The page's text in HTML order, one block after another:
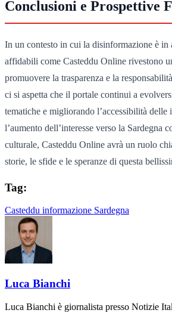
Conclusioni e Prospettive
In un contesto in cui la disinformazione è
affidabili come Casteddu Online rivestono
promuovere la trasparenza e la
ci si aspetta che il portale continui a
tematiche e migliorando l’accessibilità
l’aumento dell’interesse verso la Sardegna
culturale, Casteddu Online avrà un ruolo
storie, le sfide e le speranze di questa
Tag:
Casteddu informazione Sardegna
Luca Bianchi
Luca Bianchi è giornalista presso Notizie